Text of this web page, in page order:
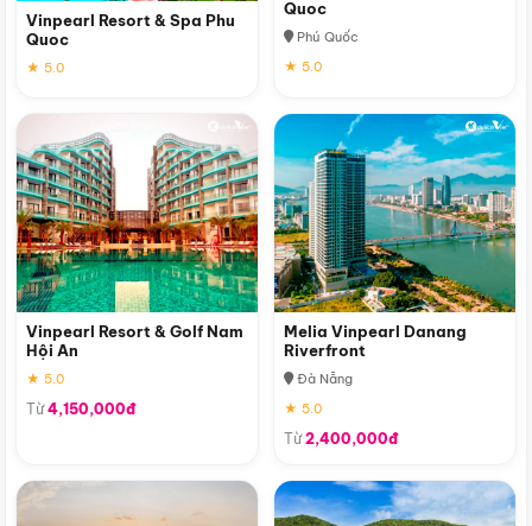
Vinpearl Resort & Spa Phu
Quoc
★ 5.0
Quoc
Phú Quốc
★ 5.0
Vinpearl Resort & Golf Nam
Hội An
★ 5.0
Từ4,150,000đ
Melia Vinpearl Danang
Riverfront
Đà Nẵng
★ 5.0
Từ2,400,000đ